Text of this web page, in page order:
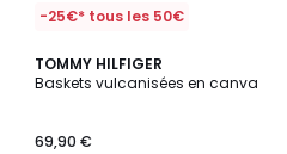
-25€* tous les 50€
TOMMY HILFIGER
Baskets vulcanisées en canva
69,90 €
2
Couleurs